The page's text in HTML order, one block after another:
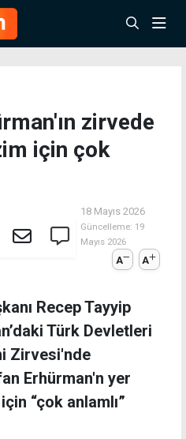
zirvede
için çok
18 Mayıs 2026
Güncelleme: 19
Mayıs 2026
A A
Recep Tayyip
Türk Devletleri
Zirvesi'nde
Erhürman'n yer
“çok anlamlı”